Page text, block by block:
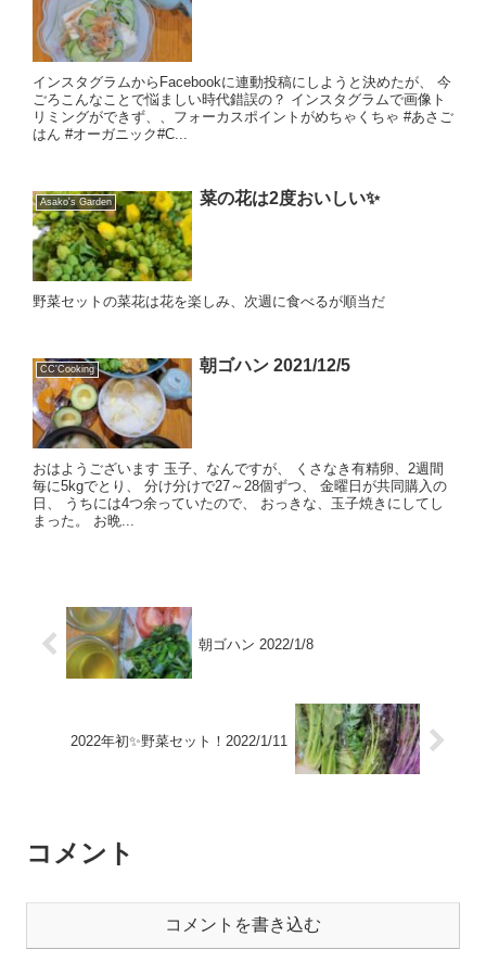
インスタグラムからFacebookに連動投稿にしようと決めたが、 今
ごろこんなことで悩ましい時代錯誤の？ インスタグラムで画像ト
リミングができず、、フォーカスポイントがめちゃくちゃ #あさご
はん #オーガニック#C...
Asako's Garden 菜の花は2度おいしい✨
野菜セットの菜花は花を楽しみ、次週に食べるが順当だ
CC'Cooking 朝ゴハン 2021/12/5
おはようございます 玉子、なんですが、 くさなき有精卵、2週間
毎に5kgでとり、 分け分けで27～28個ずつ、 金曜日が共同購入の
日、 うちには4つ余っていたので、 おっきな、玉子焼きにしてし
まった。 お晩...
朝ゴハン 2022/1/8
2022年初✨野菜セット！2022/1/11
コメント
コメントを書き込む